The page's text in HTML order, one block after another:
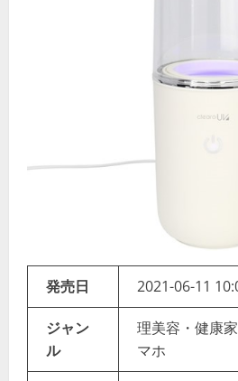
発売日 2021-06-11
ジャン
ル
理美容・健康
マホ